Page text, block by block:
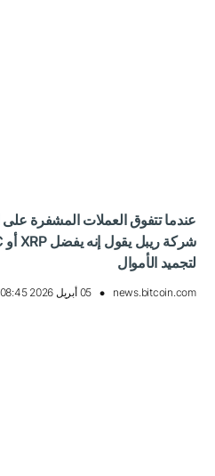
عندما تتفوق العملات المشفرة
لتجميد الأموال
news.bitcoin.com 05 أبريل 2026 08:45, UTC